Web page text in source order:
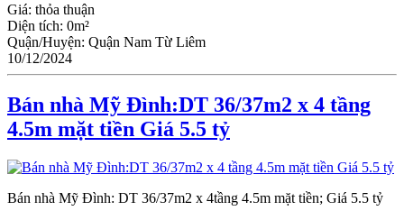
Giá: thỏa thuận
Diện tích: 0m²
Quận/Huyện: Quận Nam Từ Liêm
10/12/2024
Bán nhà Mỹ Đình:DT 36/37m2 x 4 tầng
4.5m mặt tiền Giá 5.5 tỷ
Bán nhà Mỹ Đình: DT 36/37m2 x 4tầng 4.5m mặt tiền; Giá 5.5 tỷ